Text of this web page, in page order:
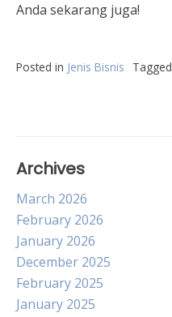
Anda sekarang juga!
Posted in Jenis Bisnis Tagged
Archives
March 2026
February 2026
January 2026
December 2025
February 2025
January 2025